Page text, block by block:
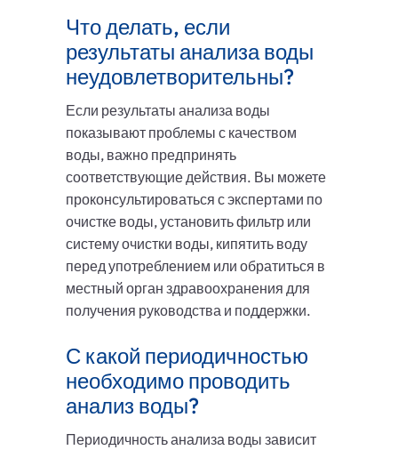
Что делать, если
результаты анализа воды
неудовлетворительны?
Если результаты анализа воды
показывают проблемы с качеством
воды, важно предпринять
соответствующие действия. Вы можете
проконсультироваться с экспертами по
очистке воды, установить фильтр или
систему очистки воды, кипятить воду
перед употреблением или обратиться в
местный орган здравоохранения для
получения руководства и поддержки.
С какой периодичностью
необходимо проводить
анализ воды?
Периодичность анализа воды зависит